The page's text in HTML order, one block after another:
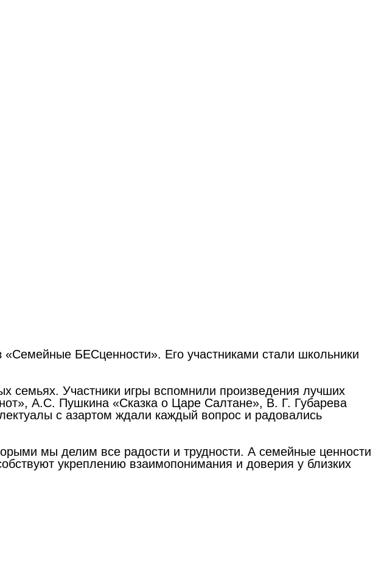
БЕСценности». Его участниками стали школьники
семьях. Участники игры вспомнили произведения лучших
А.С. Пушкина «Сказка о Царе Салтане», В. Г. Губарева
с азартом ждали каждый вопрос и радовались
мы делим все радости и трудности. А семейные ценности
укреплению взаимопонимания и доверия у близких